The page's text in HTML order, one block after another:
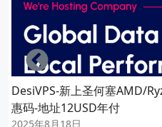
DesiVPS-新上圣何塞AMD/
惠码-地址12USD年付
2025年8月18日
Left